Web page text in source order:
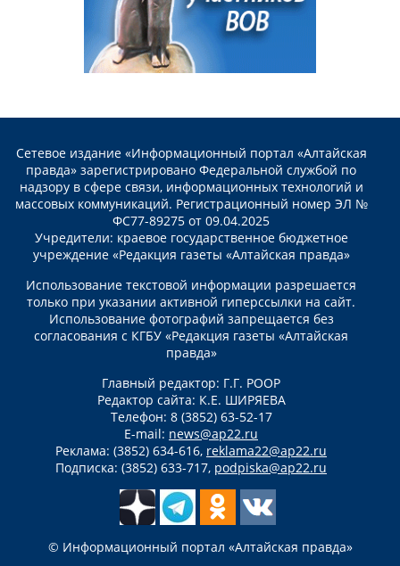
Сетевое издание «Информационный портал «Алтайская
правда» зарегистрировано Федеральной службой по
надзору в сфере связи, информационных технологий и
массовых коммуникаций. Регистрационный номер ЭЛ №
ФС77-89275 от 09.04.2025
Учредители: краевое государственное бюджетное
учреждение «Редакция газеты «Алтайская правда»
Использование текстовой информации разрешается
только при указании активной гиперссылки на сайт.
Использование фотографий запрещается без
согласования с КГБУ «Редакция газеты «Алтайская
правда»
Главный редактор: Г.Г. РООР
Редактор сайта: К.Е. ШИРЯЕВА
Телефон: 8 (3852) 63-52-17
E-mail: news@ap22.ru
Реклама: (3852) 634-616, reklama22@ap22.ru
Подписка: (3852) 633-717, podpiska@ap22.ru
© Информационный портал «Алтайская правда»